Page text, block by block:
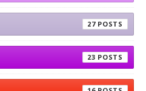
27
23